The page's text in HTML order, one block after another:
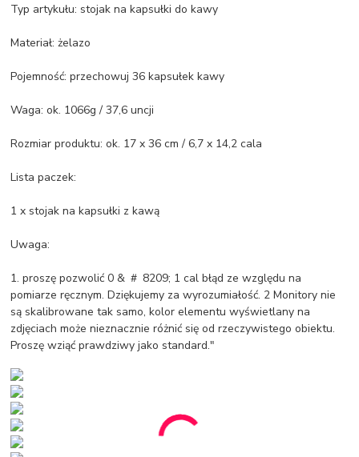
Typ artykułu: stojak na kapsułki do kawy
Materiał: żelazo
Pojemność: przechowuj 36 kapsułek kawy
Waga: ok. 1066g / 37,6 uncji
Rozmiar produktu: ok. 17 x 36 cm / 6,7 x 14,2 cala
Lista paczek:
1 x stojak na kapsułki z kawą
Uwaga:
1. proszę pozwolić 0 & ＃ 8209; 1 cal błąd ze względu na
pomiarze ręcznym. Dziękujemy za wyrozumiałość. 2 Monitory nie
są skalibrowane tak samo, kolor elementu wyświetlany na
zdjęciach może nieznacznie różnić się od rzeczywistego obiektu.
Proszę wziąć prawdziwy jako standard."